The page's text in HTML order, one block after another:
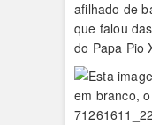
afilhado de
que falou
do Papa Pio